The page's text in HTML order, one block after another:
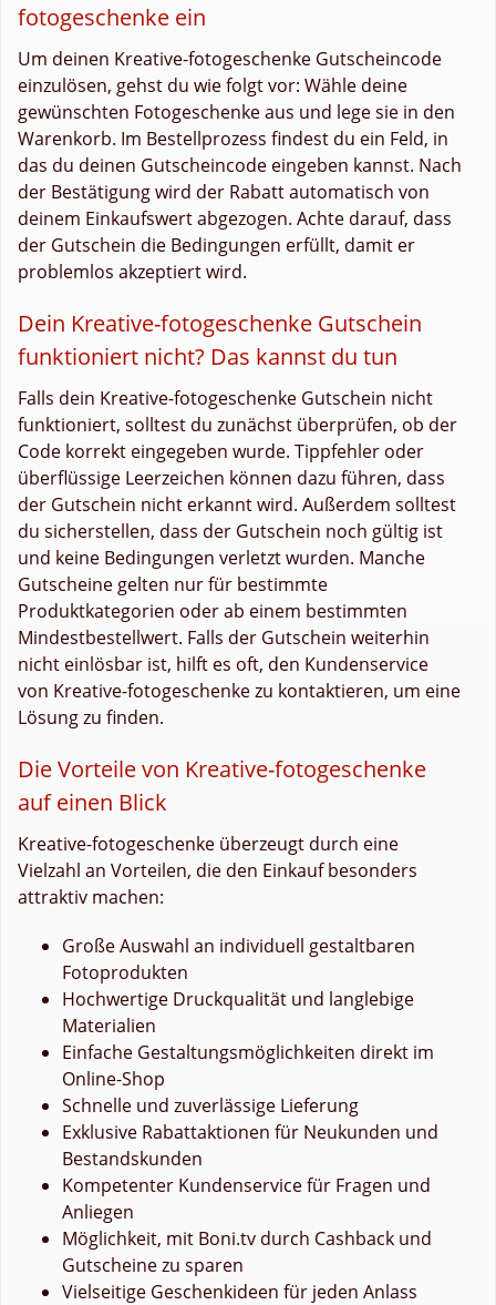
fotogeschenke ein
Um deinen Kreative-fotogeschenke Gutscheincode
einzulösen, gehst du wie folgt vor: Wähle deine
gewünschten Fotogeschenke aus und lege sie in den
Warenkorb. Im Bestellprozess findest du ein Feld, in
das du deinen Gutscheincode eingeben kannst. Nach
der Bestätigung wird der Rabatt automatisch von
deinem Einkaufswert abgezogen. Achte darauf, dass
der Gutschein die Bedingungen erfüllt, damit er
problemlos akzeptiert wird.
Dein Kreative-fotogeschenke Gutschein
funktioniert nicht? Das kannst du tun
Falls dein Kreative-fotogeschenke Gutschein nicht
funktioniert, solltest du zunächst überprüfen, ob der
Code korrekt eingegeben wurde. Tippfehler oder
überflüssige Leerzeichen können dazu führen, dass
der Gutschein nicht erkannt wird. Außerdem solltest
du sicherstellen, dass der Gutschein noch gültig ist
und keine Bedingungen verletzt wurden. Manche
Gutscheine gelten nur für bestimmte
Produktkategorien oder ab einem bestimmten
Mindestbestellwert. Falls der Gutschein weiterhin
nicht einlösbar ist, hilft es oft, den Kundenservice
von Kreative-fotogeschenke zu kontaktieren, um eine
Lösung zu finden.
Die Vorteile von Kreative-fotogeschenke
auf einen Blick
Kreative-fotogeschenke überzeugt durch eine
Vielzahl an Vorteilen, die den Einkauf besonders
attraktiv machen:
Große Auswahl an individuell gestaltbaren
Fotoprodukten
Hochwertige Druckqualität und langlebige
Materialien
Einfache Gestaltungsmöglichkeiten direkt im
Online-Shop
Schnelle und zuverlässige Lieferung
Exklusive Rabattaktionen für Neukunden und
Bestandskunden
Kompetenter Kundenservice für Fragen und
Anliegen
Möglichkeit, mit Boni.tv durch Cashback und
Gutscheine zu sparen
Vielseitige Geschenkideen für jeden Anlass